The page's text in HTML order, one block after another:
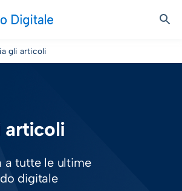
gli articoli
articoli
a tutte le ultime
digitale